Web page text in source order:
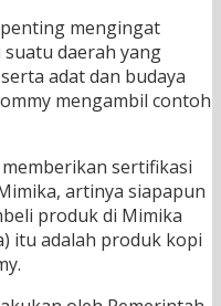
mengingat
daerah yang
adat dan budaya
mengambil contoh
sertifikasi
artinya siapapun
produk di Mimika
itu adalah produk kopi